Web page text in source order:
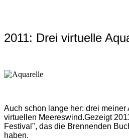
2011: Drei virtuelle
Auch schon lange her: drei
virtuellen Meereswind.Gezeigt
Festival", das die Brennenden
haben.